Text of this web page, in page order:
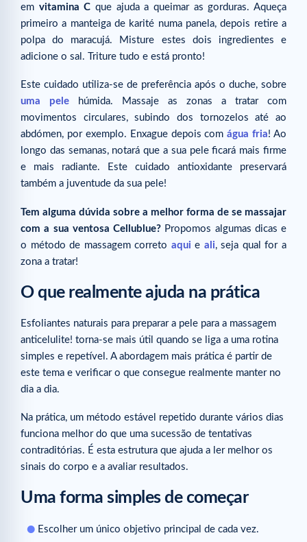
em vitamina C que ajuda a queimar as gorduras. Aqueça
primeiro a manteiga de karité numa panela, depois retire a
polpa do maracujá. Misture estes dois ingredientes e
adicione o sal. Triture tudo e está pronto!
Este cuidado utiliza-se de preferência após o duche, sobre
uma pele húmida. Massaje as zonas a tratar com
movimentos circulares, subindo dos tornozelos até ao
abdómen, por exemplo. Enxague depois comágua fria! Ao
longo das semanas, notará que a sua pele ficará mais firme
e mais radiante. Este cuidado antioxidante preservará
também a juventude da sua pele!
Tem alguma dúvida sobre a melhor forma de se massajar
com a sua ventosa Cellublue? Propomos algumas dicas e
o método de massagem correto aqui e ali, seja qual for a
zona a tratar!
O que realmente ajuda na prática
Esfoliantes naturais para preparar a pele para a massagem
anticelulite! torna-se mais útil quando se liga a uma rotina
simples e repetível. A abordagem mais prática é partir de
este tema e verificar o que consegue realmente manter no
dia a dia.
Na prática, um método estável repetido durante vários dias
funciona melhor do que uma sucessão de tentativas
contraditórias. É esta estrutura que ajuda a ler melhor os
sinais do corpo e a avaliar resultados.
Uma forma simples de começar
Escolher um único objetivo principal de cada vez.